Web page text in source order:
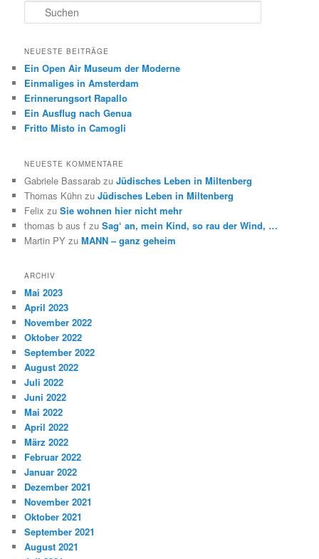
u
h
n
NEUESTE BEITRÄGE
Ein Open Air Museum der Moderne
Einmaliges in Amsterdam
Erinnerungsort Rapallo
Ein Ausflug nach Genua
Fritto Misto in Camogli
NEUESTE KOMMENTARE
Gabriele Bassarab zuJüdisches Leben in Miltenberg
Thomas Kühn zuJüdisches Leben in Miltenberg
Felix zuSie wohnen hier nicht mehr
thomas b aus f zuSag‘ an, mein Kind, so rau der Wind, …
Martin PY zuMANN – ganz geheim
ARCHIV
Mai 2023
April 2023
November 2022
Oktober 2022
September 2022
August 2022
Juli 2022
Juni 2022
Mai 2022
April 2022
März 2022
Februar 2022
Januar 2022
Dezember 2021
November 2021
Oktober 2021
September 2021
August 2021